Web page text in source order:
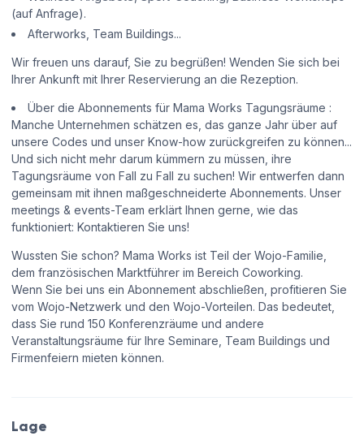
(auf Anfrage).
Afterworks, Team Buildings...
Wir freuen uns darauf, Sie zu begrüßen! Wenden Sie sich bei
Ihrer Ankunft mit Ihrer Reservierung an die Rezeption.
Über die Abonnements für Mama Works Tagungsräume :
Manche Unternehmen schätzen es, das ganze Jahr über auf
unsere Codes und unser Know-how zurückgreifen zu können...
Und sich nicht mehr darum kümmern zu müssen, ihre
Tagungsräume von Fall zu Fall zu suchen! Wir entwerfen dann
gemeinsam mit ihnen maßgeschneiderte Abonnements. Unser
meetings & events-Team erklärt Ihnen gerne, wie das
funktioniert: Kontaktieren Sie uns!
Wussten Sie schon? Mama Works ist Teil der Wojo-Familie,
dem französischen Marktführer im Bereich Coworking.
Wenn Sie bei uns ein Abonnement abschließen, profitieren Sie
vom Wojo-Netzwerk und den Wojo-Vorteilen. Das bedeutet,
dass Sie rund 150 Konferenzräume und andere
Veranstaltungsräume für Ihre Seminare, Team Buildings und
Firmenfeiern mieten können.
Lage